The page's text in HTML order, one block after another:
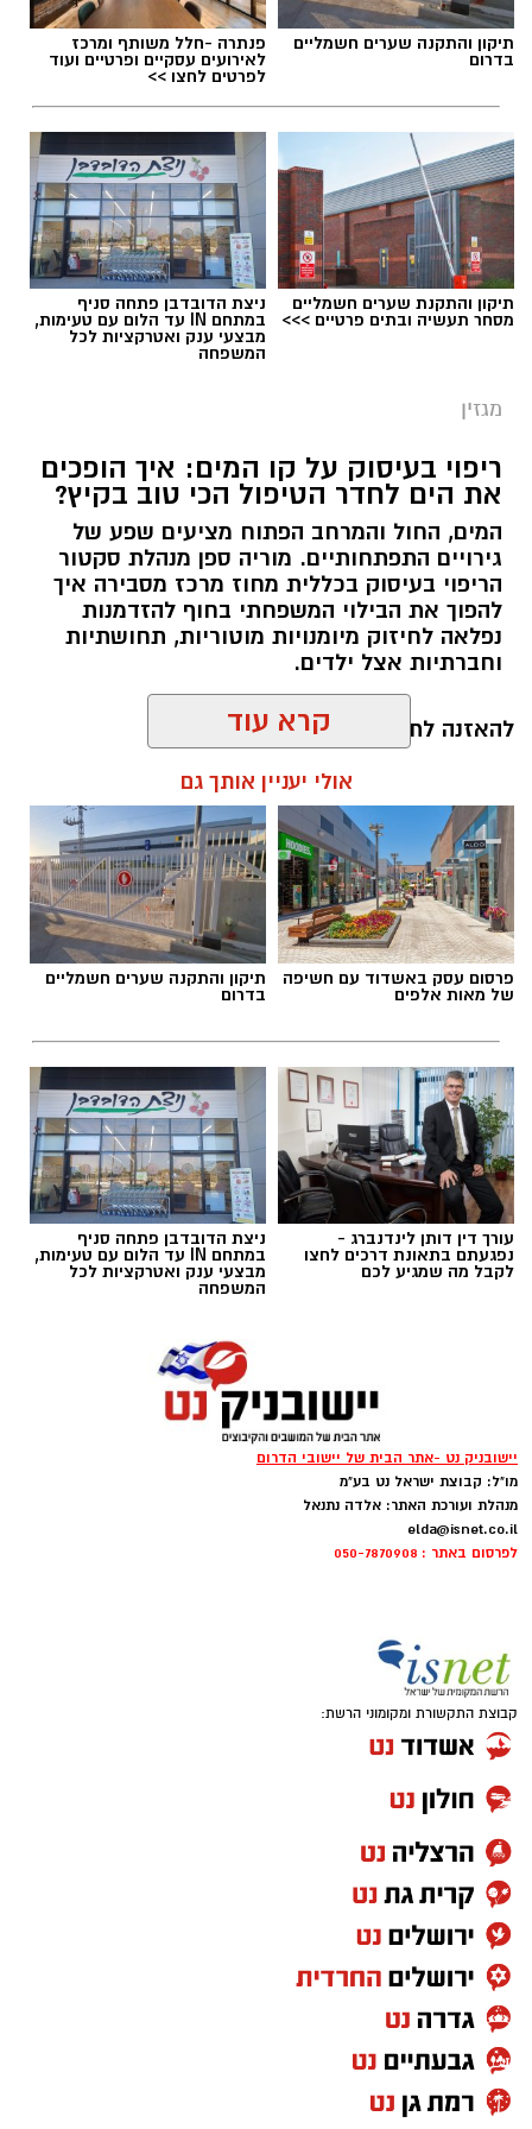
תיקון והתקנה שערים חשמליים
בדרום
פנתרה -חלל משותף ומרכז
לאירועים עסקיים ופרטיים ועוד
לפרטים לחצו >>
תיקון והתקנת שערים חשמליים
מסחר תעשיה ובתים פרטיים >>>
ניצת הדובדבן פתחה סניף
במתחם IN עד הלום עם טעימות,
מבצעי ענק ואטרקציות לכל
המשפחה
מגזין
ריפוי בעיסוק על קו המים: איך הופכים
את הים לחדר הטיפול הכי טוב בקיץ?
המים, החול והמרחב הפתוח מציעים שפע של
גירויים התפתחותיים. מוריה ספן מנהלת סקטור
הריפוי בעיסוק בכללית מחוז מרכז מסבירה איך
להפוך את הבילוי המשפחתי בחוף להזדמנות
נפלאה לחיזוק מיומנויות מוטוריות, תחושתיות
וחברתיות אצל ילדים.
להאזנה לתוכן:
אלדה נתנאל / 10:26 26.07.26
תגים:ריפוי בעיסוק על קו המים
כללית
כשאנחנו חושבים על טיפול בריפוי בעיסוק, אנחנו
מדמיינים לעיתים קרובות חדר טיפול מאובזר עם
היא סביבת המשחק הטבעית שלו והקיץ הישראלי
מזמין אותנו ל"קליניקה" הגדולה והעשירה ביותר
מכולן: שפת הים.
הים והחול מציעים גירויים תחושתיים ומוטוריים
שקשה לשחזר בתוך מבנה. המרקמים השונים,
השטח הלא יציב של החול, ההתנגדות של המים
והמרחב הפתוח מזמינים את הילדים לחוות, לחקור
ולפתח מיומנויות חיוניות תוך כדי הנאה צרופה.
כדי למקסם את השהות בים ולהפוך אותה
להזדמנות מקדמת קבלו מספר טיפים והמלצות
לפעילויות פשוטות אך יעילות:
קרא עוד
אולי יעניין אותך גם
פרסום עסק באשדוד עם חשיפה
של מאות אלפים
תיקון והתקנה שערים חשמליים
בדרום
עורך דין דותן לינדנברג -
נפגעתם בתאונת דרכים לחצו
לקבל מה שמגיע לכם
ניצת הדובדבן פתחה סניף
במתחם IN עד הלום עם טעימות,
מבצעי ענק ואטרקציות לכל
המשפחה
יישובניק נט -אתר הבית של יישובי הדרום
מו"ל: קבוצת ישראל נט בע"מ
מנהלת ועורכת האתר: אלדה נתנאל
elda@isnet.co.il
לפרסום באתר : 050-7870908
קבוצת התקשורת ומקומוני הרשת: